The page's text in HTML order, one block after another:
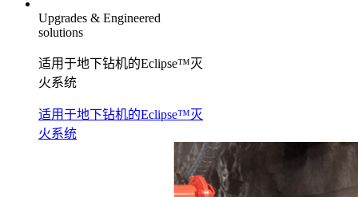
Upgrades & Engineered
solutions
适用于地下钻机的Eclipse™灭
火系统
适用于地下钻机的Eclipse™灭
火系统